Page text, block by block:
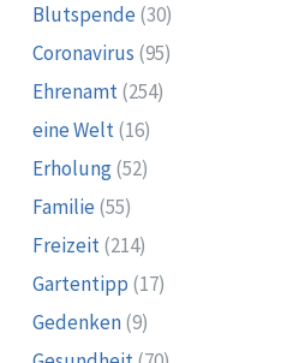
Blutspende (30)
Coronavirus (95)
Ehrenamt(254)
eine Welt(16)
Erholung(52)
Familie (55)
Freizeit(214)
Gartentipp (17)
Gedenken(9)